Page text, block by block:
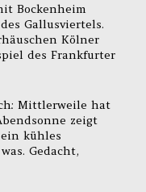
Bockenheim
Gallusviertels.
Kölner
des Frankfurter
Mittlerweile hat
zeigt
kühles
Gedacht,